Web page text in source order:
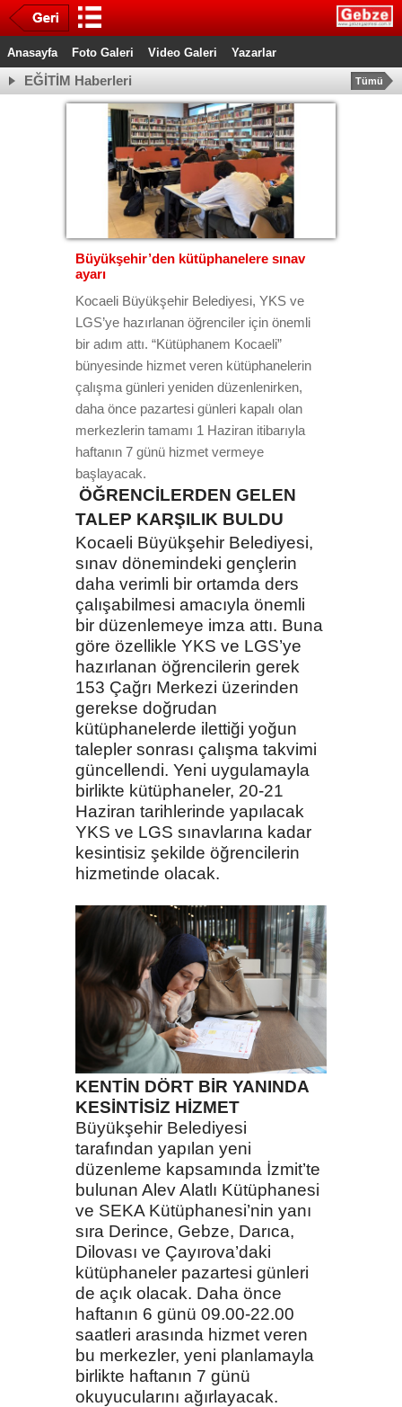
Anasayfa Foto Galeri Video Galeri Yazarlar
EĞİTİM Haberleri Tümü
Büyükşehir’den kütüphanelere sınav
ayarı
Kocaeli Büyükşehir Belediyesi, YKS ve
LGS’ye hazırlanan öğrenciler için önemli
bir adım attı. “Kütüphanem Kocaeli”
bünyesinde hizmet veren kütüphanelerin
çalışma günleri yeniden düzenlenirken,
daha önce pazartesi günleri kapalı olan
merkezlerin tamamı 1 Haziran itibarıyla
haftanın 7 günü hizmet vermeye
başlayacak.
ÖĞRENCİLERDEN GELEN
TALEP KARŞILIK BULDU
Kocaeli Büyükşehir Belediyesi,
sınav dönemindeki gençlerin
daha verimli bir ortamda ders
çalışabilmesi amacıyla önemli
bir düzenlemeye imza attı. Buna
göre özellikle YKS ve LGS’ye
hazırlanan öğrencilerin gerek
153 Çağrı Merkezi üzerinden
gerekse doğrudan
kütüphanelerde ilettiği yoğun
talepler sonrası çalışma takvimi
güncellendi. Yeni uygulamayla
birlikte kütüphaneler, 20-21
Haziran tarihlerinde yapılacak
YKS ve LGS sınavlarına kadar
kesintisiz şekilde öğrencilerin
hizmetinde olacak.
KENTİN DÖRT BİR YANINDA
KESİNTİSİZ HİZMET
Büyükşehir Belediyesi
tarafından yapılan yeni
düzenleme kapsamında İzmit’te
bulunan Alev Alatlı Kütüphanesi
ve SEKA Kütüphanesi’nin yanı
sıra Derince, Gebze, Darıca,
Dilovası ve Çayırova’daki
kütüphaneler pazartesi günleri
de açık olacak. Daha önce
haftanın 6 günü 09.00-22.00
saatleri arasında hizmet veren
bu merkezler, yeni planlamayla
birlikte haftanın 7 günü
okuyucularını ağırlayacak.